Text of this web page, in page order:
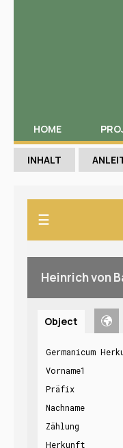
HOME
INHALT